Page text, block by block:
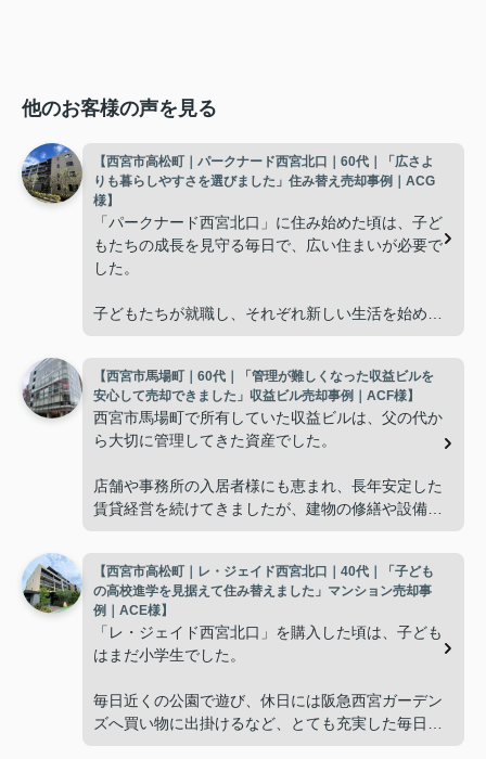
他のお客様の声を見る
【西宮市高松町｜パークナード西宮北口｜60代｜「広さよ
りも暮らしやすさを選びました」住み替え売却事例｜ACG
様】
「パークナード西宮北口」に住み始めた頃は、子ど
もたちの成長を見守る毎日で、広い住まいが必要で
した。
子どもたちが就職し、それぞれ新しい生活を始める
使わない部屋が増え、
「今の私たちには少し広すぎるね。」
掃除や管理の負担も考え、夫婦二人にちょうど良い
インフィニティエステートさんへ相談すると、「パ
ークナード西宮北口」の査定だけでなく、住み替え
先とのスケジュールや資金計画まで丁寧にサポート
してくださいました。
販売活動では、西宮北口駅へのアクセス、阪急西宮
ガーデンズ、医療機関や買い物施設など、将来も安
【西宮市馬場町｜60代｜「管理が難しくなった収益ビルを
安心して売却できました」収益ビル売却事例｜ACF様】
西宮市馬場町で所有していた収益ビルは、父の代か
ら大切に管理してきた資産でした。
店舗や事務所の入居者様にも恵まれ、長年安定した
賃貸経営を続けてきましたが、建物の修繕や設備更
子どもたちはそれぞれ別の仕事に就いており、
「将来、このビルの管理を任せるのは難しいかもし
れない。」
と家族で話し合うようになりました。
インフィニティエステートさんへ相談すると、収益
【西宮市高松町｜レ・ジェイド西宮北口｜40代｜「子ども
の高校進学を見据えて住み替えました」マンション売却事
例｜ACE様】
「レ・ジェイド西宮北口」を購入した頃は、子ども
はまだ小学生でした。
毎日近くの公園で遊び、休日には阪急西宮ガーデン
ズへ買い物に出掛けるなど、とても充実した毎日を